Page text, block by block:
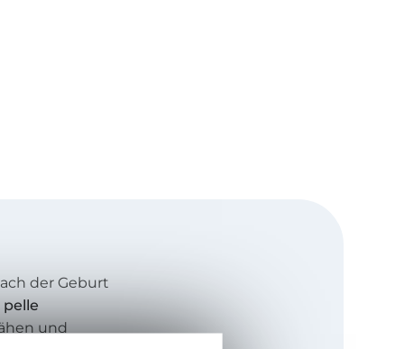
der Geburt
pelle
und